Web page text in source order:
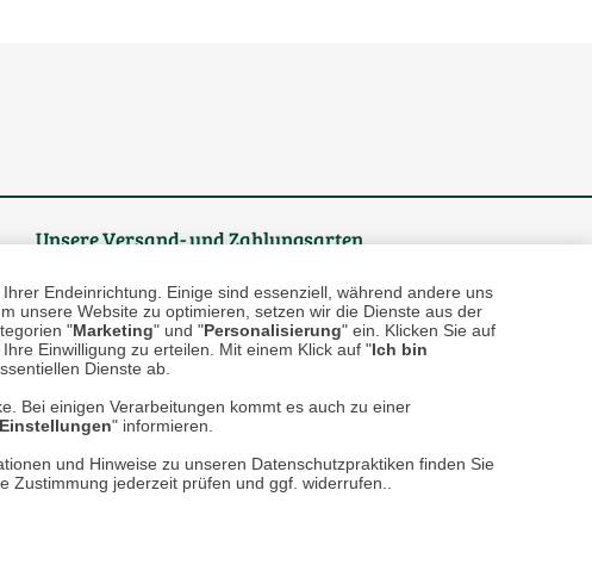
Endeinrichtung. Einige sind essenziell, während andere uns
unsere Website zu optimieren, setzen wir die Dienste aus der
"Marketing" und "Personalisierung" ein. Klicken Sie auf
Einwilligung zu erteilen. Mit einem Klick auf "Ich bin
Dienste ab.
Bei einigen Verarbeitungen kommt es auch zu einer
" informieren.
und Hinweise zu unseren Datenschutzpraktiken finden Sie
Zustimmung jederzeit prüfen und ggf. widerrufen..
UnsereVersand- und Zahlungsarten
* Preise inkl. ges. MwSt. / zzgl. Versandkosten